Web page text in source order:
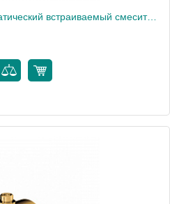
Gattoni Termostatici Термостатический встраиваемый смеситель для душа на 3 источника, цвет: бронза